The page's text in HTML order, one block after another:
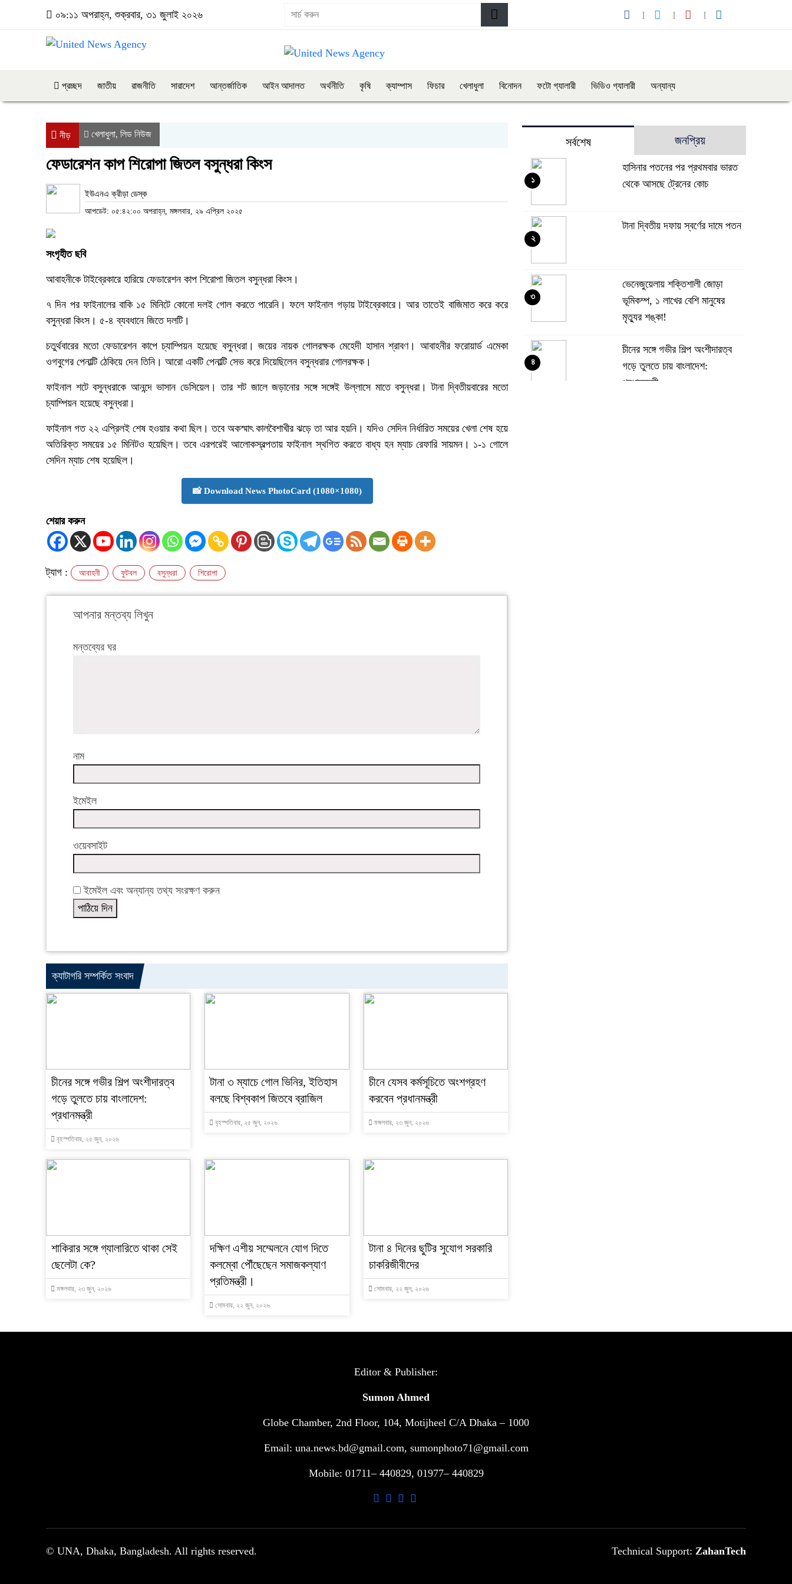
০৯:১১ অপরাহ্ন, শুক্রবার, ৩১ জুলাই ২০২৬
প্রচ্ছদ জাতীয় রাজনীতি সারাদেশ আন্তর্জাতিক আইন আদালত অর্থনীতি কৃষি ক্যাম্পাস ফিচার খেলাধুলা বিনোদন ফটো গ্যালারী ভিডিও গ্যালারী অন্যান্য
নীড় খেলাধুলা, লিড নিউজ
ফেডারেশন কাপ শিরোপা জিতল বসুন্ধরা কিংস
ইউএনএ ক্রীড়া ডেস্ক
আপডেট: ০৫:৪২:০০ অপরাহ্ন, মঙ্গলবার, ২৯ এপ্রিল ২০২৫
সংগৃহীত ছবি
আবাহনীকে টাইব্রেকারে হারিয়ে ফেডারেশন কাপ শিরোপা জিতল বসুন্ধরা কিংস।
৭ দিন পর ফাইনালের বাকি ১৫ মিনিটে কোনো দলই গোল করতে পারেনি। ফলে ফাইনাল গড়ায় টাইব্রেকারে। আর তাতেই বাজিমাত করে করে
বসুন্ধরা কিংস। ৫-৪ ব্যবধানে জিতে দলটি।
চতুর্থবারের মতো ফেডারেশন কাপে চ্যাম্পিয়ন হয়েছে বসুন্ধরা। জয়ের নায়ক গোলরক্ষক মেহেদী হাসান শ্রাবণ। আবাহনীর ফরোয়ার্ড এমেকা
ওগবুগের পেনাল্টি ঠেকিয়ে দেন তিনি। আরো একটি পেনাল্টি সেভ করে দিয়েছিলেন বসুন্ধরার গোলরক্ষক।
ফাইনাল শটে বসুন্ধরাকে আনন্দে ভাসান ডেসিয়েল। তার শট জালে জড়ানোর সঙ্গে সঙ্গেই উল্লাসে মাতে বসুন্ধরা। টানা দ্বিতীয়বারের মতো
চ্যাম্পিয়ন হয়েছে বসুন্ধরা।
ফাইনাল গত ২২ এপ্রিলই শেষ হওয়ার কথা ছিল। তবে অকস্মাৎ কালবৈশাখীর ঝড়ে তা আর হয়নি। যদিও সেদিন নির্ধারিত সময়ের খেলা শেষ হয়ে
অতিরিক্ত সময়ের ১৫ মিনিটও হয়েছিল। তবে এরপরেই আলোকস্বল্পতায় ফাইনাল স্থগিত করতে বাধ্য হন ম্যাচ রেফারি সায়মন। ১-১ গোলে
সেদিন ম্যাচ শেষ হয়েছিল।
📸 Download News PhotoCard (1080×1080)
শেয়ার করুন
ট্যাগ : আবাহনী ফুটবল বসুন্ধরা শিরোপা
আপনার মন্তব্য লিখুন
মন্তব্যের ঘর
নাম
ইমেইল
ওয়েবসাইট
ইমেইল এবং অন্যান্য তথ্য সংরক্ষণ করুন
ক্যাটাগরি সম্পর্কিত সংবাদ
চীনের সঙ্গে গভীর শিল্প অংশীদারত্ব
গড়ে তুলতে চায় বাংলাদেশ:
প্রধানমন্ত্রী
বৃহস্পতিবার, ২৫ জুন, ২০২৬
টানা ৩ ম্যাচে গোল ভিনির, ইতিহাস
বলছে বিশ্বকাপ জিতবে ব্রাজিল
বৃহস্পতিবার, ২৫ জুন, ২০২৬
চীনে যেসব কর্মসূচিতে অংশগ্রহণ
করবেন প্রধানমন্ত্রী
মঙ্গলবার, ২৩ জুন, ২০২৬
শাকিরার সঙ্গে গ্যালারিতে থাকা সেই
ছেলেটা কে?
মঙ্গলবার, ২৩ জুন, ২০২৬
দক্ষিণ এশীয় সম্মেলনে যোগ দিতে
কলম্বো পৌঁছেছেন সমাজকল্যাণ
প্রতিমন্ত্রী।
সোমবার, ২২ জুন, ২০২৬
টানা ৪ দিনের ছুটির সুযোগ সরকারি
চাকরিজীবীদের
সোমবার, ২২ জুন, ২০২৬
সর্বশেষ জনপ্রিয়
হাসিনার পতনের পর প্রথমবার ভারত
থেকে আসছে ট্রেনের কোচ
১
টানা দ্বিতীয় দফায় স্বর্ণের দামে পতন
২
ভেনেজুয়েলায় শক্তিশালী জোড়া
ভূমিকম্প, ১ লাখের বেশি মানুষের
মৃত্যুর শঙ্কা!
৩
চীনের সঙ্গে গভীর শিল্প অংশীদারত্ব
গড়ে তুলতে চায় বাংলাদেশ:
প্রধানমন্ত্রী
৪
Editor & Publisher:
Sumon Ahmed
Globe Chamber, 2nd Floor, 104, Motijheel C/A Dhaka – 1000
Email: una.news.bd@gmail.com, sumonphoto71@gmail.com
Mobile: 01711– 440829, 01977– 440829
© UNA, Dhaka, Bangladesh. All rights reserved. Technical Support: ZahanTech